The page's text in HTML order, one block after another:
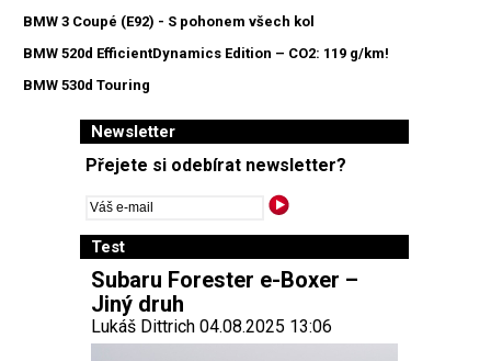
BMW 3 Coupé (E92) - S pohonem všech kol
BMW 520d EfficientDynamics Edition – CO2: 119 g/km!
BMW 530d Touring
Newsletter
Přejete si odebírat newsletter?
Test
Subaru Forester e-Boxer –
Jiný druh
Lukáš Dittrich 04.08.2025 13:06